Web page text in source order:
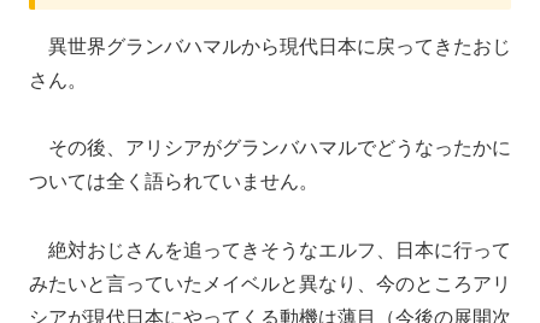
異世界グランバハマルから現代日本に戻ってきたおじ
さん。
その後、アリシアがグランバハマルでどうなったかに
ついては全く語られていません。
絶対おじさんを追ってきそうなエルフ、日本に行って
みたいと言っていたメイベルと異なり、今のところアリ
シアが現代日本にやってくる動機は薄目（今後の展開次